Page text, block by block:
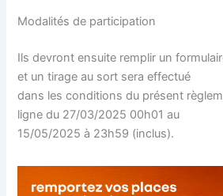
Modalités de participation
Ils devront ensuite remplir un
et un tirage au sort sera effectué
dans les conditions du présent
ligne du 27/03/2025 00h01 au
15/05/2025 à 23h59 (inclus).